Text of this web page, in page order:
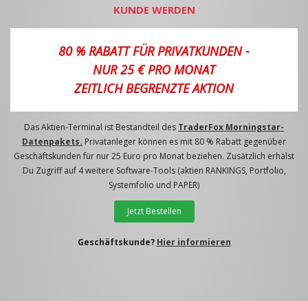
KUNDE WERDEN
80 % RABATT FÜR PRIVATKUNDEN -
NUR 25 € PRO MONAT
ZEITLICH BEGRENZTE AKTION
Das Aktien-Terminal ist Bestandteil des TraderFox Morningstar-
Datenpakets. Privatanleger können es mit 80 % Rabatt gegenüber
Geschäftskunden für nur 25 Euro pro Monat beziehen. Zusätzlich erhälst
Du Zugriff auf 4 weitere Software-Tools (aktien RANKINGS, Portfolio,
Systemfolio und PAPER)
Jetzt Bestellen
Geschäftskunde? Hier informieren